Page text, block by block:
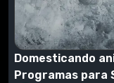
Domesticando
Programas para